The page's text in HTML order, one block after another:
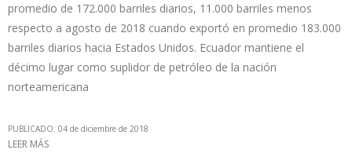
promedio de 172.000 barriles diarios, 11.000 barriles menos
respecto a agosto de 2018 cuando exportó en promedio 183.000
barriles diarios hacia Estados Unidos. Ecuador mantiene el
décimo lugar como suplidor de petróleo de la nación
norteamericana
PUBLICADO: 04 de diciembre de 2018
LEER MÁS